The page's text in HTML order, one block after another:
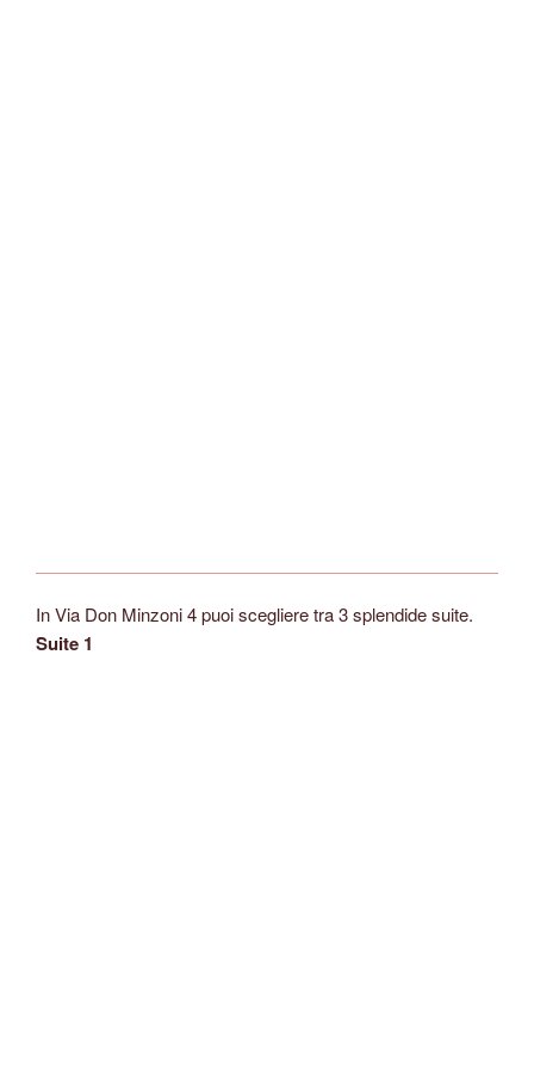
In Via Don Minzoni 4 puoi scegliere tra 3 splendide suite.
Suite 1